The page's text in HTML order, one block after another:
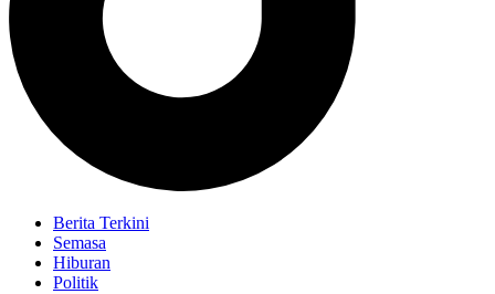
Berita Terkini
Semasa
Hiburan
Politik